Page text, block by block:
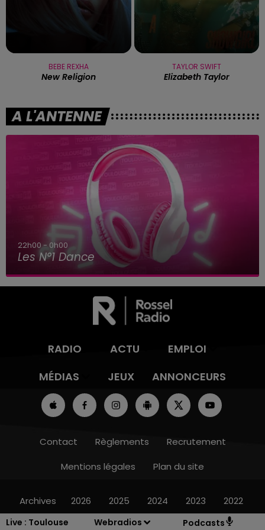
Live : Toulouse
Webradios Podcasts
BEBE REXHA
New Religion
TAYLOR SWIFT
Elizabeth Taylor
A L'ANTENNE
5h00 - 6h00
Le Best-Of de la Team du Matin
RADIO ACTU
EMPLOI
MÉDIAS
JEUX ANNONCEURS
Contact Règlements
Recrutement
Mentions légales
Plan du site
Archives 2026 2025 2024 2023 2022